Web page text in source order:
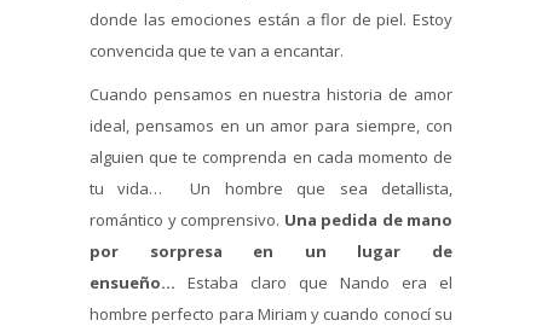
donde las emociones están a flor de piel. Estoy
convencida que te van a encantar.
Cuando pensamos en nuestra historia de amor
ideal, pensamos en un amor para siempre, con
alguien que te comprenda en cada momento de
tu vida… Un hombre que sea detallista,
romántico y comprensivo. Una pedida de mano
por sorpresa en un lugar de
ensueño… Estaba claro que Nando era el
hombre perfecto para Miriam y cuando conocí su